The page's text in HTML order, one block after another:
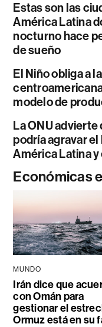
Estas son las
América Latina
nocturno hace
de sueño
El Niño obliga a
modelo de
La ONU advierte
podría agravar
América Latina y
Económicas
MUNDO
Irán dice que
con Omán para
gestionar el
Ormuz está en su